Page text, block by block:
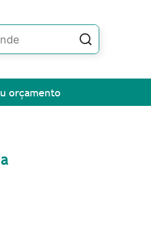
orçamento